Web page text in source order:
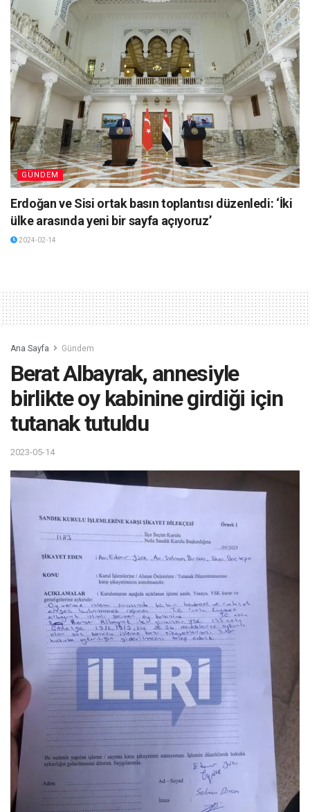
GÜNDEM
Erdoğan ve Sisi ortak basın toplantısı düzenledi: ‘İki
ülke arasında yeni bir sayfa açıyoruz’
2024-02-14
Ana Sayfa Gündem
Berat Albayrak, annesiyle
birlikte oy kabinine girdiği için
tutanak tutuldu
2023-05-14